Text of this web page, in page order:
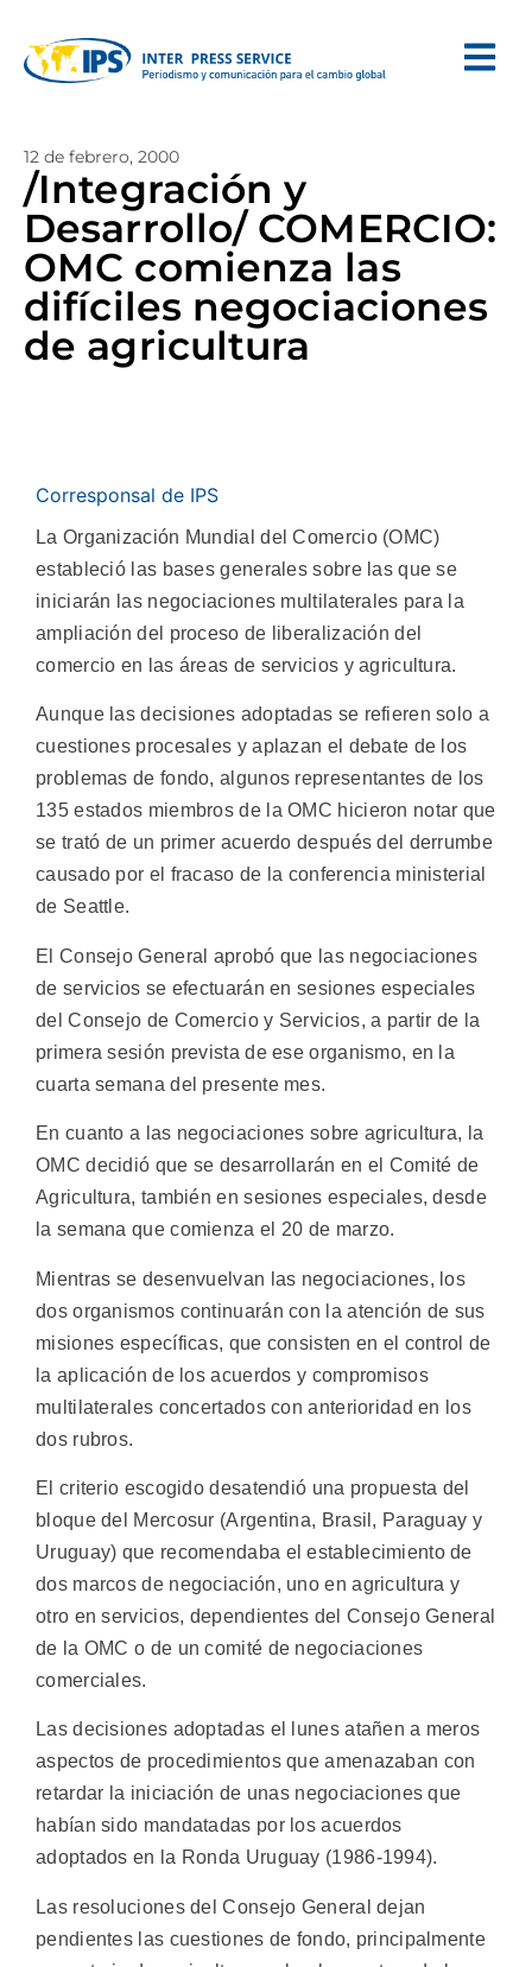
12 de febrero, 2000
/Integración y
Desarrollo/ COMERCIO:
OMC comienza las
difíciles negociaciones
de agricultura
Corresponsal de IPS
La Organización Mundial del Comercio (OMC)
estableció las bases generales sobre las que se
iniciarán las negociaciones multilaterales para la
ampliación del proceso de liberalización del
comercio en las áreas de servicios y agricultura.
Aunque las decisiones adoptadas se refieren solo a
cuestiones procesales y aplazan el debate de los
problemas de fondo, algunos representantes de los
135 estados miembros de la OMC hicieron notar que
se trató de un primer acuerdo después del derrumbe
causado por el fracaso de la conferencia ministerial
de Seattle.
El Consejo General aprobó que las negociaciones
de servicios se efectuarán en sesiones especiales
del Consejo de Comercio y Servicios, a partir de la
primera sesión prevista de ese organismo, en la
cuarta semana del presente mes.
En cuanto a las negociaciones sobre agricultura, la
OMC decidió que se desarrollarán en el Comité de
Agricultura, también en sesiones especiales, desde
la semana que comienza el 20 de marzo.
Mientras se desenvuelvan las negociaciones, los
dos organismos continuarán con la atención de sus
misiones específicas, que consisten en el control de
la aplicación de los acuerdos y compromisos
multilaterales concertados con anterioridad en los
dos rubros.
El criterio escogido desatendió una propuesta del
bloque del Mercosur (Argentina, Brasil, Paraguay y
Uruguay) que recomendaba el establecimiento de
dos marcos de negociación, uno en agricultura y
otro en servicios, dependientes del Consejo General
de la OMC o de un comité de negociaciones
comerciales.
Las decisiones adoptadas el lunes atañen a meros
aspectos de procedimientos que amenazaban con
retardar la iniciación de unas negociaciones que
habían sido mandatadas por los acuerdos
adoptados en la Ronda Uruguay (1986-1994).
Las resoluciones del Consejo General dejan
pendientes las cuestiones de fondo, principalmente